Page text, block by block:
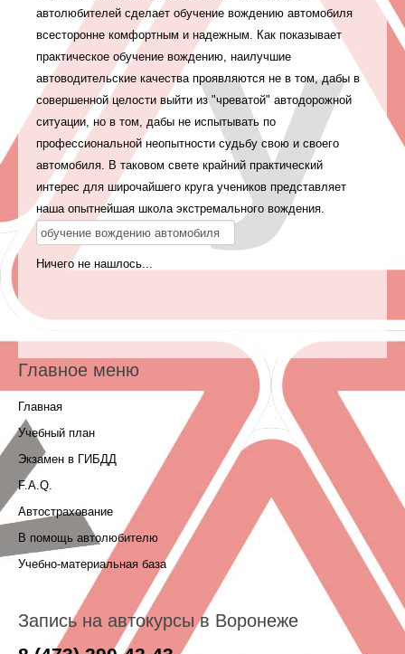
автолюбителей сделает обучение вождению автомобиля
всесторонне комфортным и надежным. Как показывает
практическое обучение вождению, наилучшие
автоводительские качества проявляются не в том, дабы в
совершенной целости выйти из "чреватой" автодорожной
ситуации, но в том, дабы не испытывать по
профессиональной неопытности судьбу свою и своего
автомобиля. В таковом свете крайний практический
интерес для широчайшего круга учеников представляет
наша опытнейшая школа экстремального вождения.
Ничего не нашлось...
Главное меню
Главная
Учебный план
Экзамен в ГИБДД
F.A.Q.
Автострахование
В помощь автолюбителю
Учебно-материальная база
Запись на автокурсы в Воронеже